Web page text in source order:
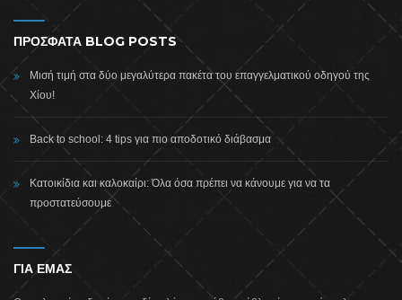
ΠΡΟΣΦΑΤΑ BLOG POSTS
Μισή τιμή στα δύο μεγαλύτερα πακέτα του επαγγελματικού οδηγού της
Χίου!
Back to school: 4 tips για πιο αποδοτικό διάβασμα
Κατοικίδια και καλοκαίρι: Όλα όσα πρέπει να κάνουμε για να τα
προστατεύσουμε
ΓΙΑ ΕΜΑΣ